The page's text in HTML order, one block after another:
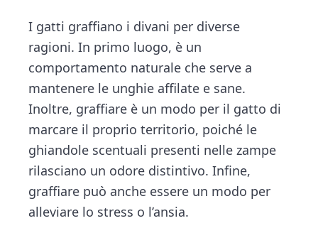
I gatti graffiano i divani per diverse
ragioni. In primo luogo, è un
comportamento naturale che serve a
mantenere le unghie affilate e sane.
Inoltre, graffiare è un modo per il gatto di
marcare il proprio territorio, poiché le
ghiandole scentuali presenti nelle zampe
rilasciano un odore distintivo. Infine,
graffiare può anche essere un modo per
alleviare lo stress o l’ansia.